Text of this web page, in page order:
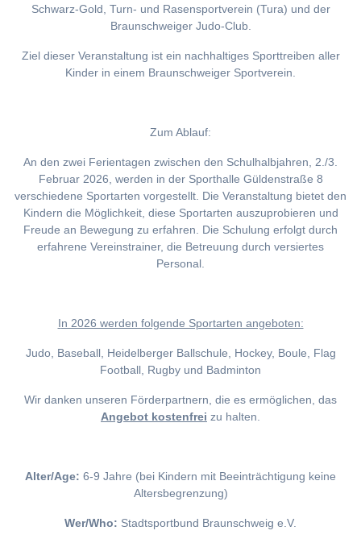
Schwarz-Gold, Turn- und Rasensportverein (Tura) und der
Braunschweiger Judo-Club.
Ziel dieser Veranstaltung ist ein nachhaltiges Sporttreiben aller
Kinder in einem Braunschweiger Sportverein.
Zum Ablauf:
An den zwei Ferientagen zwischen den Schulhalbjahren, 2./3.
Februar 2026, werden in der Sporthalle Güldenstraße 8
verschiedene Sportarten vorgestellt. Die Veranstaltung bietet den
Kindern die Möglichkeit, diese Sportarten auszuprobieren und
Freude an Bewegung zu erfahren. Die Schulung erfolgt durch
erfahrene Vereinstrainer, die Betreuung durch versiertes
Personal.
In 2026 werden folgende Sportarten angeboten:
Judo, Baseball, Heidelberger Ballschule, Hockey, Boule, Flag
Football, Rugby und Badminton
Wir danken unseren Förderpartnern, die es ermöglichen, das
Angebot kostenfrei zu halten.
Alter/Age: 6-9 Jahre (bei Kindern mit Beeinträchtigung keine
Altersbegrenzung)
Wer/Who: Stadtsportbund Braunschweig e.V.